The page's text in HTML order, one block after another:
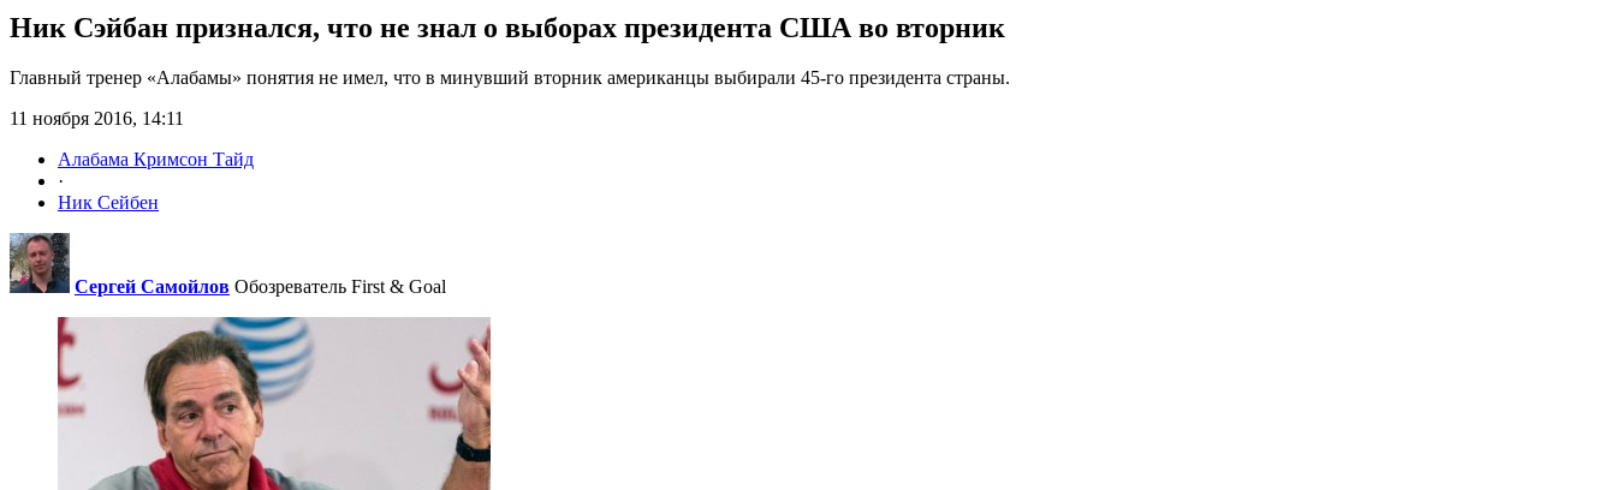
Ник Сэйбан признался, что не знал о выборах президента США во вторник
Главный тренер «Алабамы» понятия не имел, что в минувший вторник американцы выбирали 45-го президента страны.
11 ноября 2016, 14:11
Алабама Кримсон Тайд
·
Ник Сейбен
Сергей Самойлов Обозреватель First & Goal